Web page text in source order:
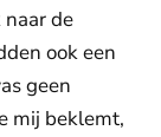
de
ook een
geen
mij beklemt,